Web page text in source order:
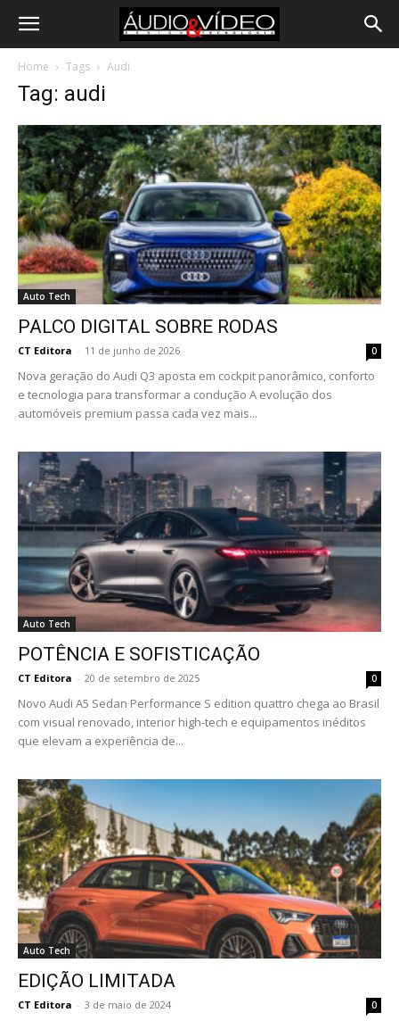
Home Tags Audi
Tag: audi
Auto Tech
PALCO DIGITAL SOBRE RODAS
CT Editora - 11 de junho de 2026 0
Nova geração do Audi Q3 aposta em cockpit panorâmico, conforto
e tecnologia para transformar a condução A evolução dos
automóveis premium passa cada vez mais...
Auto Tech
POTÊNCIA E SOFISTICAÇÃO
CT Editora - 20 de setembro de 2025 0
Novo Audi A5 Sedan Performance S edition quattro chega ao Brasil
com visual renovado, interior high-tech e equipamentos inéditos
que elevam a experiência de...
Auto Tech
EDIÇÃO LIMITADA
CT Editora - 3 de maio de 2024 0